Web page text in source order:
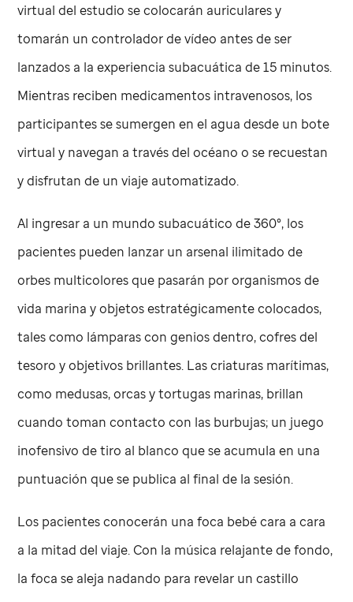
virtual del estudio se colocarán auriculares y
tomarán un controlador de vídeo antes de ser
lanzados a la experiencia subacuática de 15 minutos.
Mientras reciben medicamentos intravenosos, los
participantes se sumergen en el agua desde un bote
virtual y navegan a través del océano o se recuestan
y disfrutan de un viaje automatizado.
Al ingresar a un mundo subacuático de 360°, los
pacientes pueden lanzar un arsenal ilimitado de
orbes multicolores que pasarán por organismos de
vida marina y objetos estratégicamente colocados,
tales como lámparas con genios dentro, cofres del
tesoro y objetivos brillantes. Las criaturas marítimas,
como medusas, orcas y tortugas marinas, brillan
cuando toman contacto con las burbujas; un juego
inofensivo de tiro al blanco que se acumula en una
puntuación que se publica al final de la sesión.
Los pacientes conocerán una foca bebé cara a cara
a la mitad del viaje. Con la música relajante de fondo,
la foca se aleja nadando para revelar un castillo